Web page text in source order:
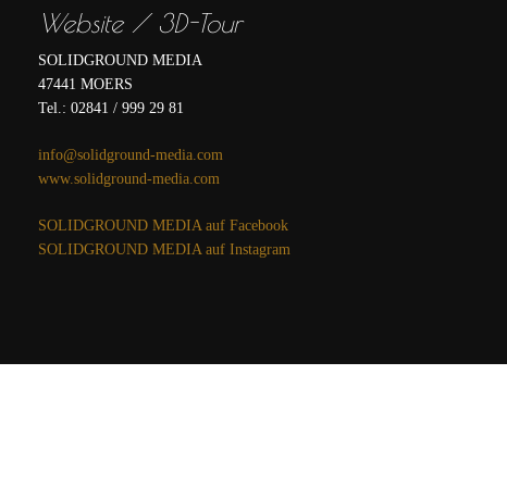
Website / 3D-Tour
SOLIDGROUND MEDIA
47441 MOERS
Tel.: 02841 / 999 29 81
info@solidground-media.com
www.solidground-media.com
SOLIDGROUND MEDIA auf Facebook
SOLIDGROUND MEDIA auf Instagram